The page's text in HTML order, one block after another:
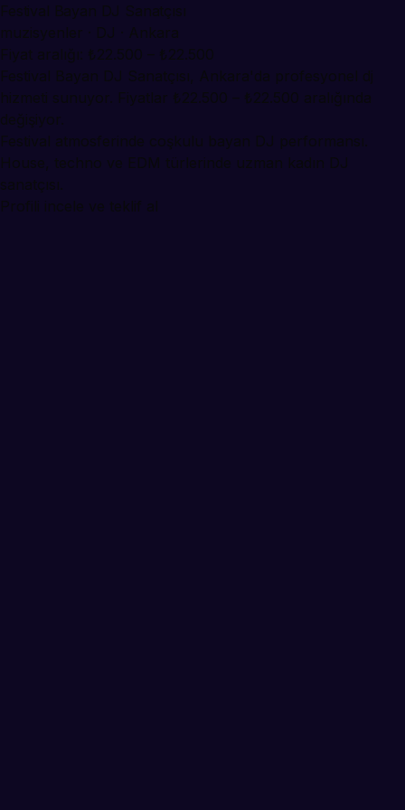
Festival Bayan DJ Sanatçısı
muzisyenler · DJ · Ankara
Fiyat aralığı: ₺22.500 – ₺22.500
Festival Bayan DJ Sanatçısı, Ankara'da profesyonel dj
hizmeti sunuyor. Fiyatlar ₺22.500 – ₺22.500 aralığında
değişiyor.
Festival atmosferinde coşkulu bayan DJ performansı.
House, techno ve EDM türlerinde uzman kadın DJ
sanatçısı.
Profili incele ve teklif al